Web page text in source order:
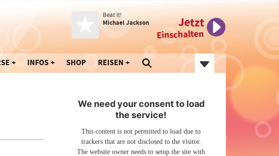
Beat it!
Michael Jackson
Jetzt
Einschalten
INFOS SHOP REISEN
We need your consent to load
the service!
This content is not permitted to load due to
trackers that are not disclosed to the visitor.
The website owner needs to setup the site with